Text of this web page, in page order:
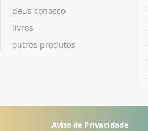
deus conosco
livros
outros produtos
Aviso de Privacidade